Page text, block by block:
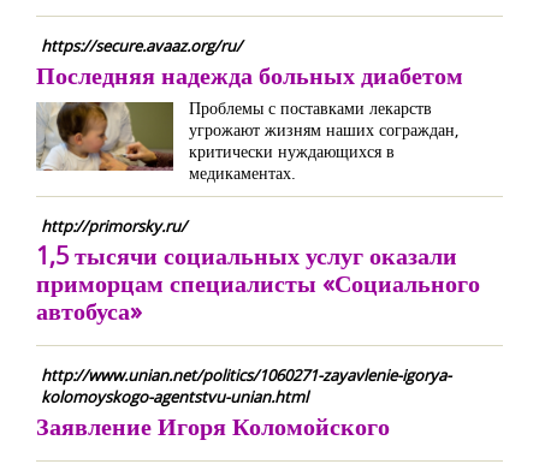
https://secure.avaaz.org/ru/
Последняя надежда больных диабетом
Проблемы с поставками лекарств
угрожают жизням наших сограждан,
критически нуждающихся в
медикаментах.
http://primorsky.ru/
1,5 тысячи социальных услуг оказали
приморцам специалисты «Социального
автобуса»
http://www.unian.net/politics/1060271-zayavlenie-igorya-
kolomoyskogo-agentstvu-unian.html
Заявление Игоря Коломойского